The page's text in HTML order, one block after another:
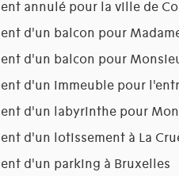
annulé pour la ville de
d'un balcon pour
d'un balcon pour
d'un immeuble pour
d'un labyrinthe pour
d'un lotissement à La
d'un parking à Bruxelles